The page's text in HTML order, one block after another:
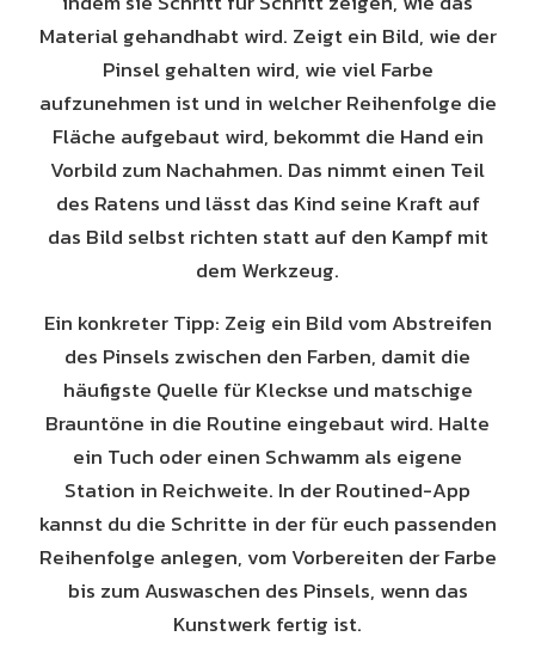
Material gehandhabt wird. Zeigt ein Bild, wie der
Pinsel gehalten wird, wie viel Farbe
aufzunehmen ist und in welcher Reihenfolge die
Fläche aufgebaut wird, bekommt die Hand ein
Vorbild zum Nachahmen. Das nimmt einen Teil
des Ratens und lässt das Kind seine Kraft auf
das Bild selbst richten statt auf den Kampf mit
dem Werkzeug.
Ein konkreter Tipp: Zeig ein Bild vom Abstreifen
des Pinsels zwischen den Farben, damit die
häufigste Quelle für Kleckse und matschige
Brauntöne in die Routine eingebaut wird. Halte
ein Tuch oder einen Schwamm als eigene
Station in Reichweite. In der Routined-App
kannst du die Schritte in der für euch passenden
Reihenfolge anlegen, vom Vorbereiten der Farbe
bis zum Auswaschen des Pinsels, wenn das
Kunstwerk fertig ist.